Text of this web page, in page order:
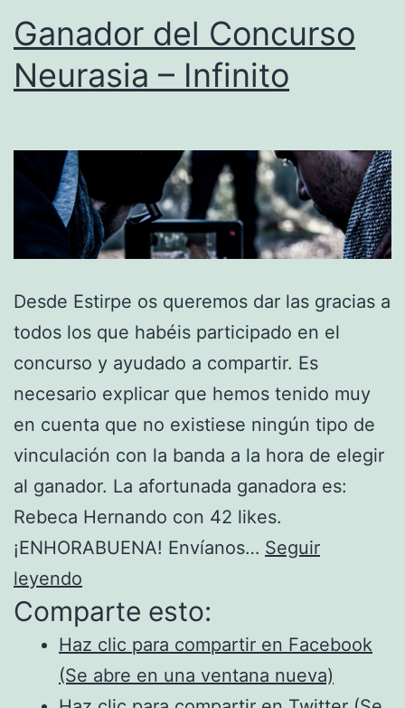
Ganador del Concurso
Neurasia – Infinito
Desde Estirpe os queremos dar las gracias a
todos los que habéis participado en el
concurso y ayudado a compartir. Es
necesario explicar que hemos tenido muy
en cuenta que no existiese ningún tipo de
vinculación con la banda a la hora de elegir
al ganador. La afortunada ganadora es:
Rebeca Hernando con 42 likes.
¡ENHORABUENA! Envíanos… Seguir
leyendo
del
Concurso
Neurasia
–
Comparte esto:
Haz clic para compartir en Facebook
(Se abre en una ventana nueva)